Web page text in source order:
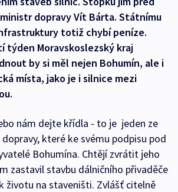
dopravy Vít Bárta. Státnímu
totiž chybí peníze.
týden Moravskoslezský kraj
by si měl nejen Bohumín, ale i
místa, jako je i silnice mezi
nám dejte křídla - to je jeden ze
které ke svému podpisu pod
Bohumína. Chtějí zvrátit jeho
zastavil stavbu dálničního přivaděče
životu na staveništi. Zvlášť citelně